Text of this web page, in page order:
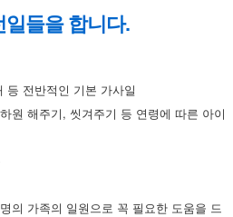
들을 합니다.
전반적인 기본 가사일
원 해주기, 씻겨주기 등 연령에 따른 아이
의 가족의 일원으로 꼭 필요한 도움을 드